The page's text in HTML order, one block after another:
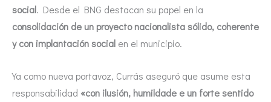
social. Desde el BNG destacan su papel en la
consolidación de un proyecto nacionalista sólido, coherente
y con implantación social en el municipio.
Ya como nueva portavoz, Currás aseguró que asume esta
responsabilidad «con ilusión, humildade e un forte sentido